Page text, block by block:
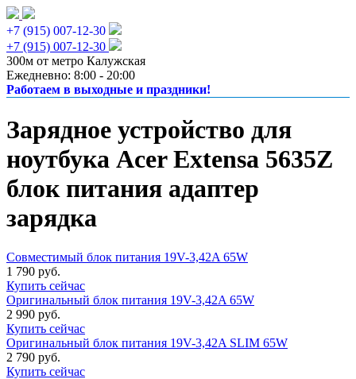
+7 (915) 007-12-30
+7 (915) 007-12-30
300м от метро Калужская
Ежедневно: 8:00 - 20:00
Работаем в выходные и праздники!
Зарядное устройство для
ноутбука Acer Extensa 5635Z
блок питания адаптер
зарядка
Совместимый блок питания 19V-3,42A 65W
1 790 руб.
Купить сейчас
Оригинальный блок питания 19V-3,42A 65W
2 990 руб.
Купить сейчас
Оригинальный блок питания 19V-3,42A SLIM 65W
2 790 руб.
Купить сейчас